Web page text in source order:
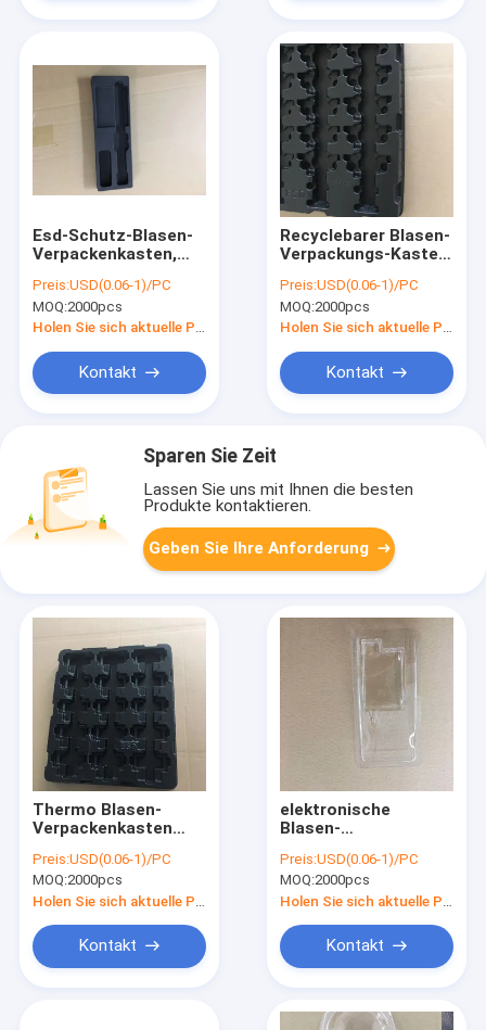
Esd-Schutz-Blasen-
Verpackenkasten,
Plastikbehälter
PET/PVC
Preis:USD(0.06-1)/PC
MOQ:2000pcs
Holen Sie sich aktuelle Preis
Kontakt
Recyclebarer Blasen-
Verpackungs-Kasten
- 1.0mm Stärke
Preis:USD(0.06-1)/PC
MOQ:2000pcs
Holen Sie sich aktuelle Preis
Kontakt
Sparen Sie Zeit
Lassen Sie uns mit Ihnen die besten
Produkte kontaktieren.
Geben Sie Ihre Anforderung
Thermo Blasen-
Verpackenkasten
Component ACES
DELIXIN
Preis:USD(0.06-1)/PC
MOQ:2000pcs
Kontakt
elektronische
Blasen-
HAUSTIER pp. PS
Material
umweltfreundlich
Preis:USD(0.06-1)/PC
MOQ:2000pcs
Kontakt